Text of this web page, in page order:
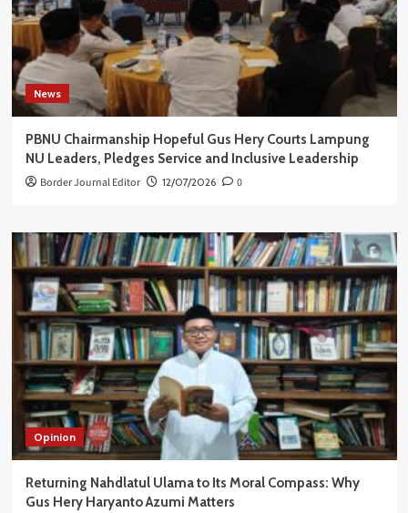
News
PBNU Chairmanship Hopeful Gus Hery Courts Lampung
NU Leaders, Pledges Service and Inclusive Leadership
Border Journal Editor 12/07/2026 0
Opinion
Returning Nahdlatul Ulama to Its Moral Compass: Why
Gus Hery Haryanto Azumi Matters